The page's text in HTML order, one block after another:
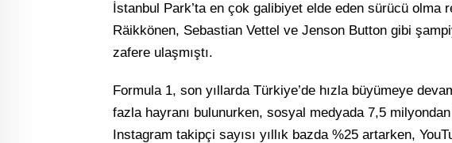
İstanbul Park’ta en çok galibiyet elde eden sürücü olma
Räikkönen, Sebastian Vettel ve Jenson Button gibi
zafere ulaşmıştı.
Formula 1, son yıllarda Türkiye’de hızla büyümeye
fazla hayranı bulunurken, sosyal medyada 7,5
Instagram takipçi sayısı yıllık bazda %25 artarken,